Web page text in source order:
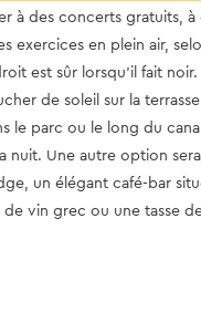
à des concerts gratuits, à
exercices en plein air,
est sûr lorsqu’il fait
de soleil sur la
le parc ou le long du
nuit. Une autre option
un élégant café-bar
vin grec ou une tasse